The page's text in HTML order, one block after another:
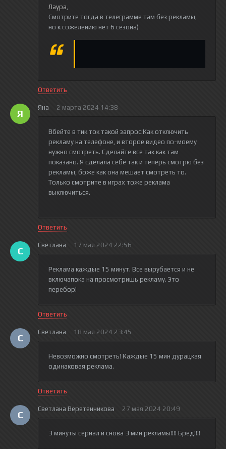
Лаура,
Смотрите тогда в телеграмме там без рекламы,
но к сожелению нет 6 сезона)
Ответить
Я
Яна 2 марта 2024 14:38
Вбейте в тик ток такой запрос:Как отключить
рекламу на телефоне, и второе видео по-моему
нужно смотреть. Сделайте все так как там
показано. Я сделала себе так и теперь смотрю без
рекламы, боже как она мешает смотреть то.
Только смотрите в играх тоже реклама
выключиться.
Ответить
С
Светлана 17 мая 2024 22:56
Реклама каждые 15 минут. Все вырубается и не
включапока на просмотришь рекламу. Это
перебор!
Ответить
С
Светлана 18 мая 2024 23:45
Невозможно смотреть! Каждые 15 мин дурацкая
одинаковая реклама.
Ответить
С
Светлана Веретенникова 27 мая 2024 20:49
3 минуты сериал и снова 3 мин рекламы!!!! Бред!!!!